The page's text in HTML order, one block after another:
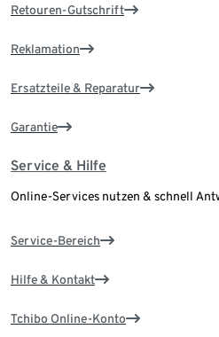
Retouren-Gutschrift
Reklamation
Ersatzteile & Reparatur
Garantie
Service & Hilfe
Online-Services nutzen & schnell
Service-Bereich
Hilfe & Kontakt
Tchibo Online-Konto